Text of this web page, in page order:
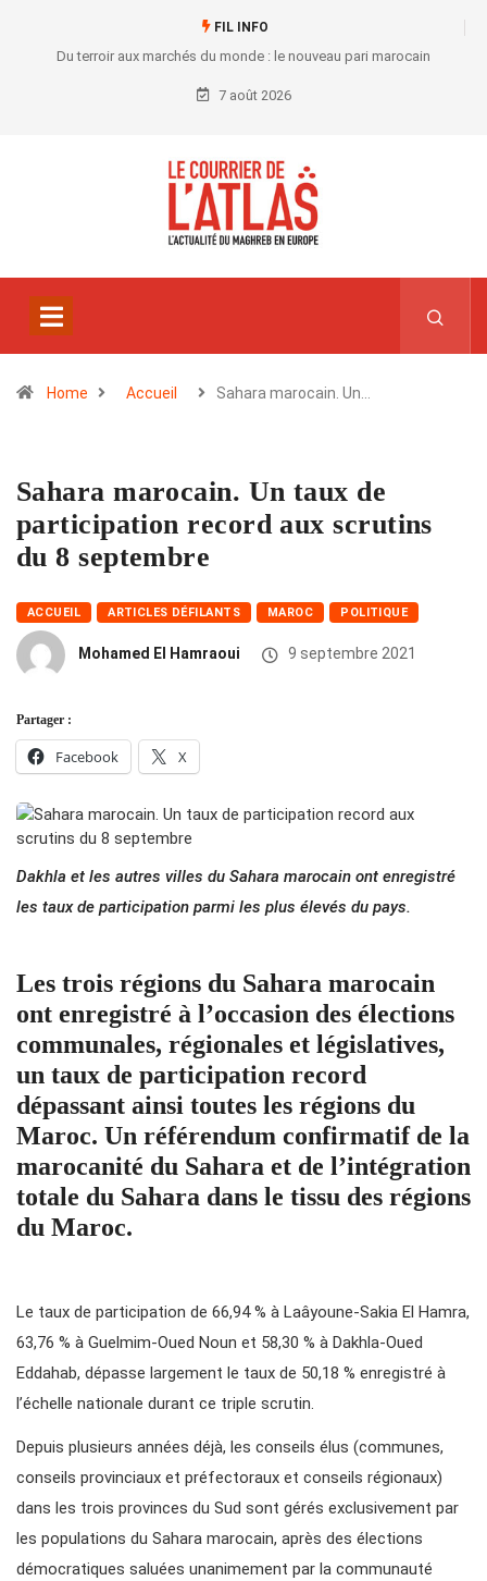
FIL INFO
Du terroir aux marchés du monde : le nouveau pari marocain
7 août 2026
Home Accueil Sahara marocain. Un…
Sahara marocain. Un taux de
participation record aux scrutins
du 8 septembre
ACCUEIL ARTICLES DÉFILANTS MAROC POLITIQUE
Mohamed El Hamraoui 9 septembre 2021
Partager :
Facebook X
Dakhla et les autres villes du Sahara marocain ont enregistré
les taux de participation parmi les plus élevés du pays.
Les trois régions du Sahara marocain
ont enregistré à l’occasion des élections
communales, régionales et législatives,
un taux de participation record
dépassant ainsi toutes les régions du
Maroc. Un référendum confirmatif de la
marocanité du Sahara et de l’intégration
totale du Sahara dans le tissu des régions
du Maroc.
Le taux de participation de 66,94 % à Laâyoune-Sakia El Hamra,
63,76 % à Guelmim-Oued Noun et 58,30 % à Dakhla-Oued
Eddahab, dépasse largement le taux de 50,18 % enregistré à
l’échelle nationale durant ce triple scrutin.
Depuis plusieurs années déjà, les conseils élus (communes,
conseils provinciaux et préfectoraux et conseils régionaux)
dans les trois provinces du Sud sont gérés exclusivement par
les populations du Sahara marocain, après des élections
démocratiques saluées unanimement par la communauté